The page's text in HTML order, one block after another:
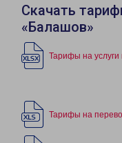
Скачать
«Балашов»
Тарифы на услуги
Тарифы на